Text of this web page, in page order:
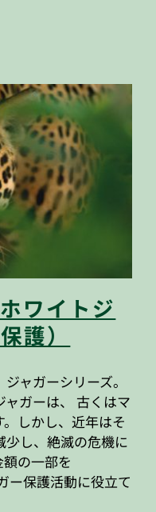
ワイトジ
護）
ャガーシリーズ。
ガーは、 古くはマ
しかし、近年はそ
し、絶滅の危機に
の一部を
ー保護活動に役立て